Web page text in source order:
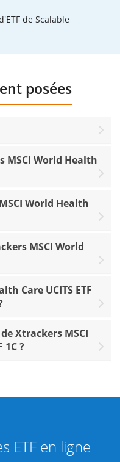
de Scalable
posées
MSCI World Health
World Health
MSCI World
Care UCITS ETF
Xtrackers MSCI
1C ?
ETF en ligne